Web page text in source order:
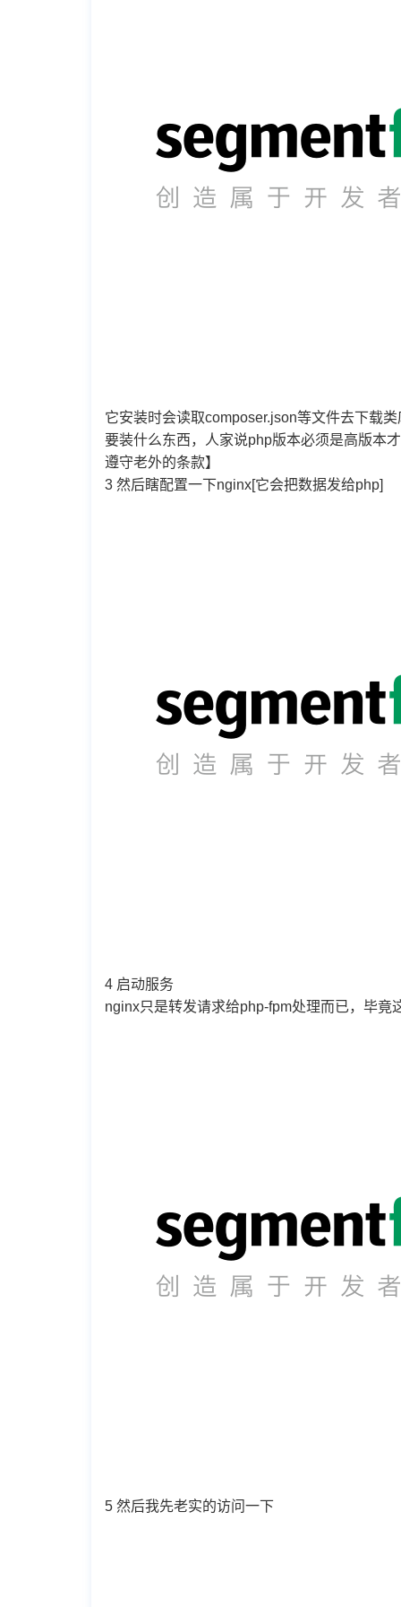
它安装时会读取composer.json等文件去下载
要装什么东西，人家说php版本必须是高版本
遵守老外的条款】
3 然后瞎配置一下nginx[它会把数据发给php]
4 启动服务
nginx只是转发请求给php-fpm处理而已，毕
5 然后我先老实的访问一下